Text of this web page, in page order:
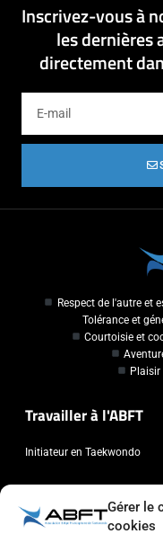
Gérer le
cookies
Inscrivez-vous à
les dernières
directement
Respect de l'autre et
Tolérance et
Courtoisie et
Plaisir
Travailler à l'ABFT
Initiateur en Taekwondo